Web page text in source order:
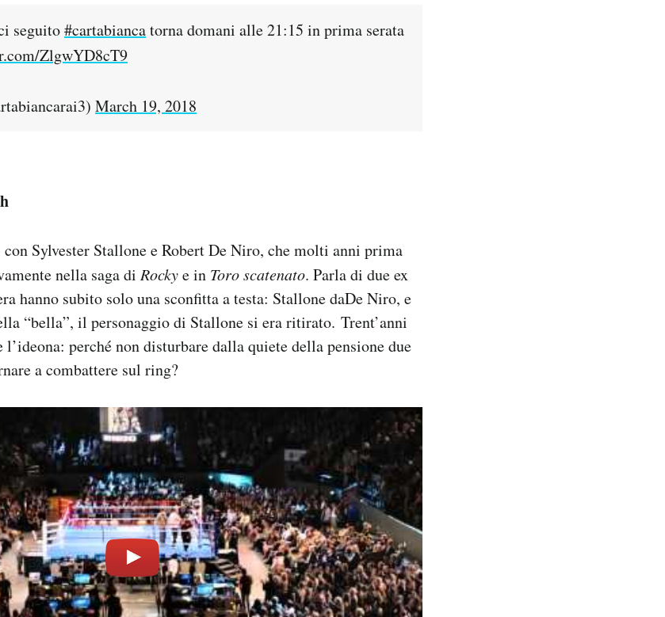
seguito#cartabiancatorna domani alle 21:15 in prima serata
ZlgwYD8cT9
March 19, 2018
Sylvester Stallone e Robert De Niro, che molti anni prima
nella saga di Rockye in Toro scatenato. Parla di due ex
hanno subito solo una sconfitta a testa: Stallone daDe Niro, e
“bella”, il personaggio di Stallone si era ritirato. Trent’anni
l’ideona: perché non disturbare dalla quiete della pensione due
a combattere sul ring?